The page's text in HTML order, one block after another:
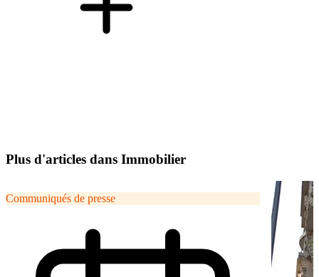
Plus d'articles dans Immobilier
Communiqués de presse